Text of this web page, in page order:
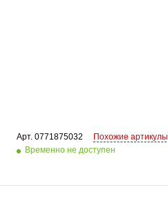
Арт. 0771875032
Похожие артикулы
Временно не доступен